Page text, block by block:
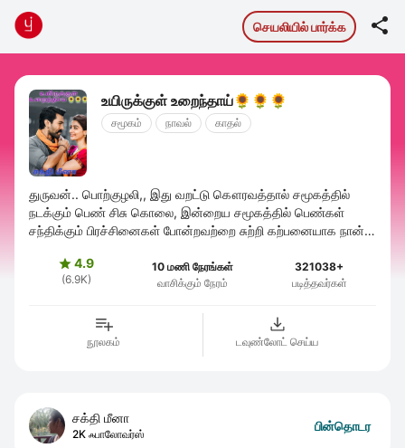
செயலியில் பார்க்க 
உயிருக்குள் உறைந்தாய்🌻🌻🌻
சமூகம் நாவல் காதல்
துருவன்.. பொற்குழலி,, இது வறட்டு கௌரவத்தால் சமூகத்தில்
நடக்கும் பெண் சிசு கொலை, இன்றைய சமூகத்தில் பெண்கள்
சந்திக்கும் பிரச்சினைகள் போன்றவற்றை சுற்றி கற்பனையாக நான்
4.9
(6.9K)
10 மணி நேரங்கள்
வாசிக்கும் நேரம்
321038+
படித்தவர்கள்
நூலகம் டவுண்லோட் செய்ய
சக்தி மீனா
2K ஃபாலோவர்ஸ்
பின்தொடர